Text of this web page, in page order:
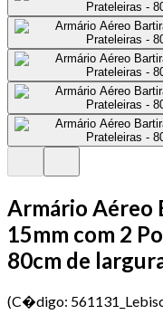
Armário Aéreo
15mm com 2
80cm de
(C�digo: